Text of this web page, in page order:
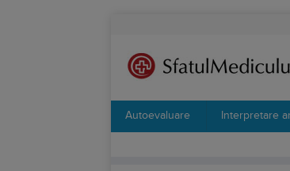
Autoevaluare Interpretare